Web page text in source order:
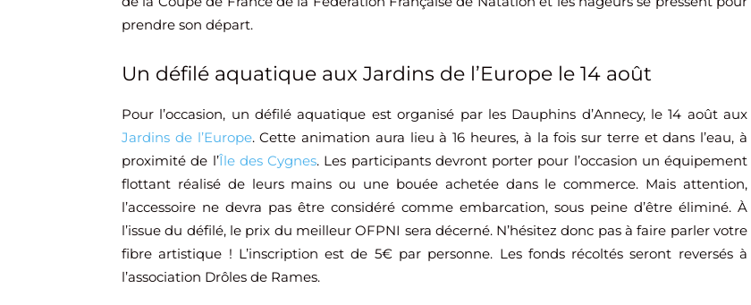
prendre son départ.
Un défilé aquatique aux Jardins de l’Europe le 14 août
Pour l’occasion, un défilé aquatique est organisé par les Dauphins d’Annecy, le 14 août aux
Jardins de l’Europe. Cette animation aura lieu à 16 heures, à la fois sur terre et dans l’eau, à
proximité de l’Île des Cygnes. Les participants devront porter pour l’occasion un équipement
flottant réalisé de leurs mains ou une bouée achetée dans le commerce. Mais attention,
l’accessoire ne devra pas être considéré comme embarcation, sous peine d’être éliminé. À
l’issue du défilé, le prix du meilleur OFPNI sera décerné. N’hésitez donc pas à faire parler votre
fibre artistique ! L’inscription est de 5€ par personne. Les fonds récoltés seront reversés à
l’association Drôles de Rames.